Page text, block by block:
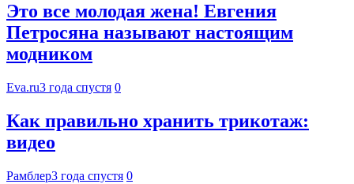
Это все молодая жена! Евгения
Петросяна называют настоящим
модником
Eva.ru3 года спустя 0
Как правильно хранить трикотаж:
видео
Рамблер3 года спустя 0